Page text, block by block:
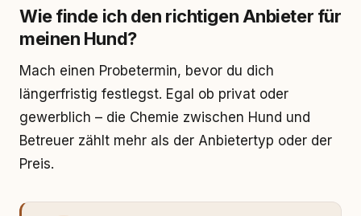
Wie finde ich den richtigen Anbieter für
meinen Hund?
Mach einen Probetermin, bevor du dich
längerfristig festlegst. Egal ob privat oder
gewerblich – die Chemie zwischen Hund und
Betreuer zählt mehr als der Anbietertyp oder der
Preis.